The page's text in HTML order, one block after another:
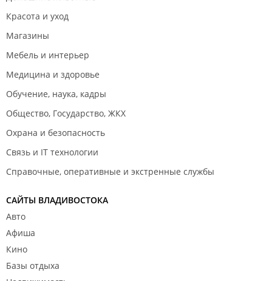
Красота и уход
Магазины
Мебель и интерьер
Медицина и здоровье
Обучение, наука, кадры
Общество, Государство, ЖКХ
Охрана и безопасность
Связь и IT технологии
Справочные, оперативные и экстренные службы
САЙТЫ ВЛАДИВОСТОКА
Авто
Афиша
Кино
Базы отдыха